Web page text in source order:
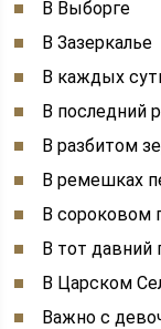
В Выборге
В Зазеркалье
В каждых
В последний
В разбитом
В ремешках
В сороковом
В тот давний
В Царском
Важно с